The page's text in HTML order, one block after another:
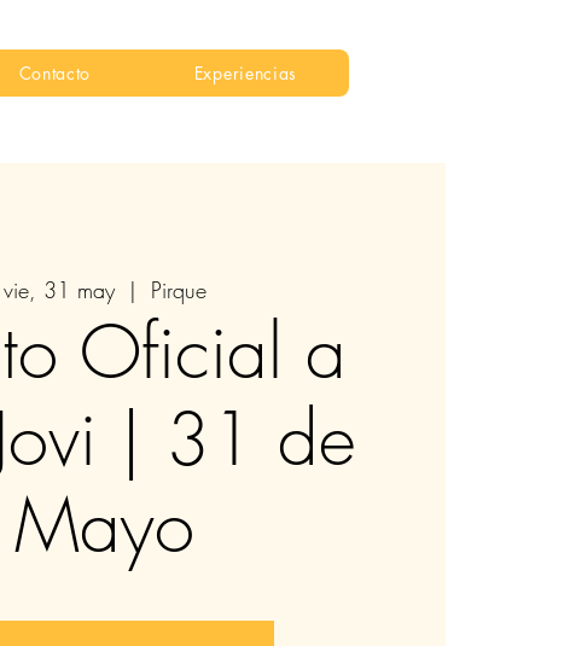
Contacto Experiencias
vie, 31 may
  |
Pirque
Oficial a
| 31 de
Mayo